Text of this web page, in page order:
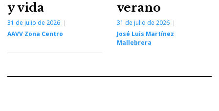
y vida
31 de julio de 2026
AAVV Zona Centro
verano
31 de julio de 2026
José Luis Martínez
Mallebrera